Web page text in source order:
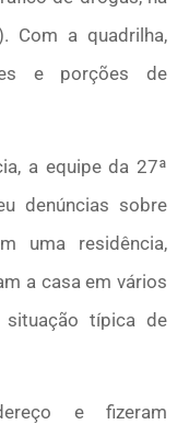
Com a quadrilha,
e porções de
a equipe da 27ª
denúncias sobre
uma residência,
a casa em vários
situação típica de
e fizeram